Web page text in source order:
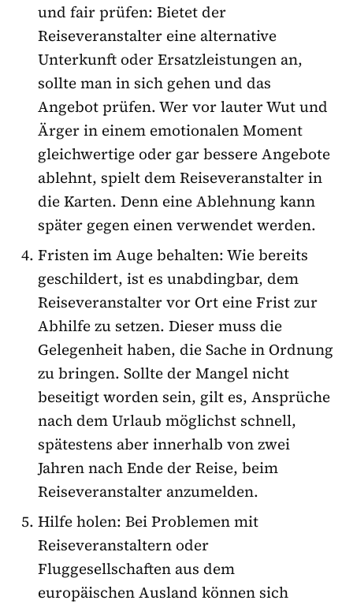
und fair prüfen: Bietet der
Reiseveranstalter eine alternative
Unterkunft oder Ersatzleistungen an,
sollte man in sich gehen und das
Angebot prüfen. Wer vor lauter Wut und
Ärger in einem emotionalen Moment
gleichwertige oder gar bessere Angebote
ablehnt, spielt dem Reiseveranstalter in
die Karten. Denn eine Ablehnung kann
später gegen einen verwendet werden.
Fristen im Auge behalten: Wie bereits
geschildert, ist es unabdingbar, dem
Reiseveranstalter vor Ort eine Frist zur
Abhilfe zu setzen. Dieser muss die
Gelegenheit haben, die Sache in Ordnung
zu bringen. Sollte der Mangel nicht
beseitigt worden sein, gilt es, Ansprüche
nach dem Urlaub möglichst schnell,
spätestens aber innerhalb von zwei
Jahren nach Ende der Reise, beim
Reiseveranstalter anzumelden.
Hilfe holen: Bei Problemen mit
Reiseveranstaltern oder
Fluggesellschaften aus dem
europäischen Ausland können sich